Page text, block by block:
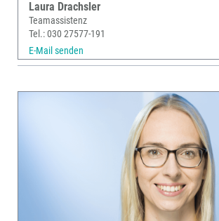
Laura Drachsler
Teamassistenz
Tel.: 030 27577-191
E-Mail senden